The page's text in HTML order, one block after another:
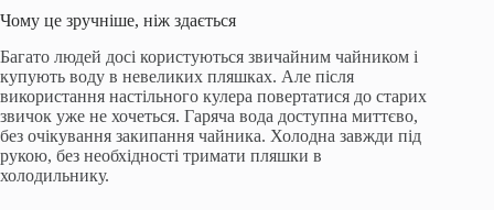
Чому це зручніше, ніж здається
Багато людей досі користуються звичайним чайником і
купують воду в невеликих пляшках. Але після
використання настільного кулера повертатися до старих
звичок уже не хочеться. Гаряча вода доступна миттєво,
без очікування закипання чайника. Холодна завжди під
рукою, без необхідності тримати пляшки в
холодильнику.